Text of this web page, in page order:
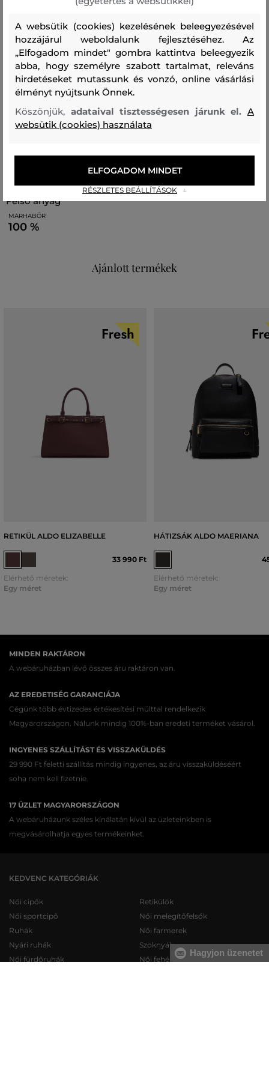
Lagerfeld logóval márkáztak. Tökéletesen stílusos darab,
amely eleganciát és finomságot ad a megjelenésedhez.
Méretek: 16 x 18 x 7 cm
Pánt hossza: 85 - 120 cm
Szabás/Típus HAND BAG AND SHOULDER BAG
Szezon: BAS
Termék kódjaA4W30067-BAS-KC-999-0
felső anyag
MARHABŐR
100 %
Ajánlott termékek
RETIKÜL ALDO ELIZABELLE
33 990 Ft
Elérhető méretek:
Egy méret
HÁTIZSÁK ALDO MAERIANA
Elérhető méretek:
Egy méret
MINDEN RAKTÁRON
A webáruházban lévő összes áru raktáron van.
AZ EREDETISÉG GARANCIÁJA
Cégünk több évtizedes értékesítési múlttal rendelkezik
Magyarországon. Nálunk mindig 100%-ban eredeti terméket vásárol.
INGYENES SZÁLLÍTÁST ÉS VISSZAKÜLDÉS
29 990 Ft feletti szállítás mindig ingyenes, az áru visszaküldéséért
soha nem kell fizetnie.
17 ÜZLET MAGYARORSZÁGON
A webáruházunk széles kínálatán kívül az üzleteinkben is
megvásárolhatja egyes termékeinket.
KEDVENC KATEGÓRIÁK
Női cipők
Női sportcipő
Ruhák
Nyári ruhák
Női fürdőruhák
Retikülök
Női melegítőfelsők
Női farmerek
Szoknyák
Női fehérneműk
Hagyjon üzenetet
A websütik (cookies) kezelésének beleegyezésével
hozzájárul weboldalunk fejlesztéséhez. Az
„Elfogadom mindet" gombra kattintva beleegyezik
abba, hogy személyre szabott tartalmat, releváns
hirdetéseket mutassunk és vonzó, online vásárlási
élményt nyújtsunk Önnek.
Köszönjük, adataival tisztességesen járunk el.A
websütik (cookies) használata
RÉSZLETES BEÁLLÍTÁSOK
ELFOGADOM MINDET